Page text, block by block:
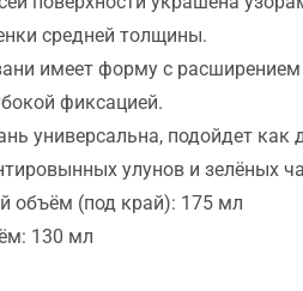
средней толщины.
имеет форму с расширением
фиксацией.
универсальна, подойдет
улунов и зелёных
объём (под край): 175 мл
130 мл